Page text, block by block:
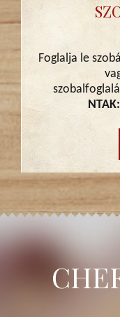
Foglalja le